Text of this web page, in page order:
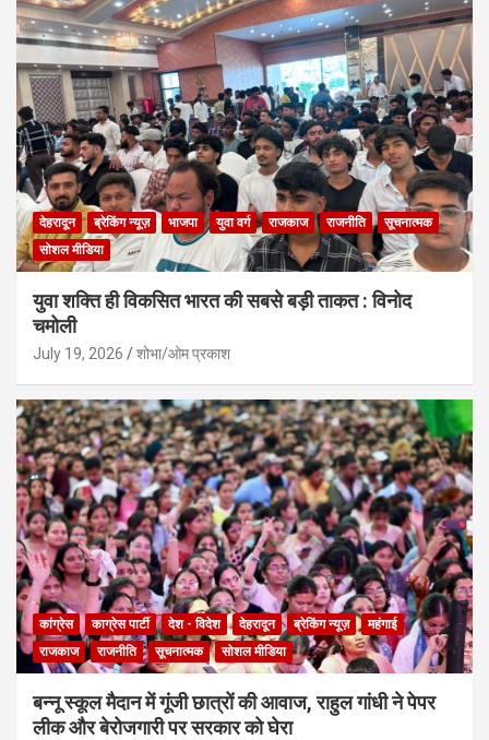
देहरादून ब्रेकिंग न्यूज़ भाजपा युवा वर्ग राजकाज राजनीति
सूचनात्मक
सोशल मीडिया
युवा शक्ति ही विकसित भारत की सबसे बड़ी ताकत : विनोद
चमोली
July 19, 2026 शोभा/ओम प्रकाश
कांग्रेस काग्रेस पार्टी देश - विदेश देहरादून ब्रेकिंग न्यूज़
महंगाई
राजकाज
राजनीति सूचनात्मक सोशल मीडिया
बन्नू स्कूल मैदान में गूंजी छात्रों की आवाज, राहुल गांधी ने पेपर
लीक और बेरोजगारी पर सरकार को घेरा